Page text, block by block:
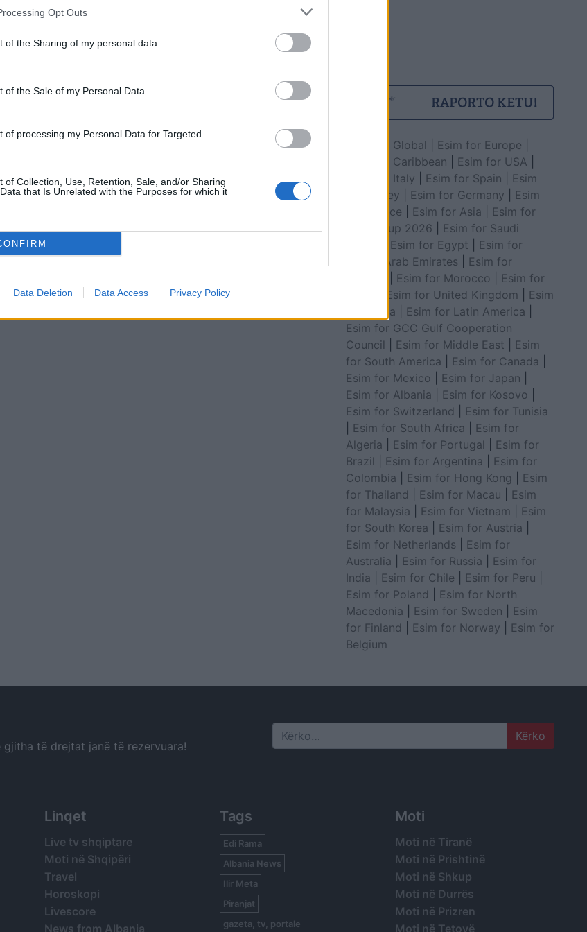
Opt Outs
of the Sharing of my personal data.
of the Sale of my Personal Data.
of processing my Personal Data for Targeted
of Collection, Use, Retention, Sale, and/or Sharing
that Is Unrelated with the Purposes for which it
Data Deletion Data Access Privacy Policy
Esim for Global Esim for Europe
Esim for Caribbean
Esim for USA
Esim for Italy
Esim for Spain
Esim
for Turkey
Esim for Germany
Esim
for Greece
Esim for Asia
Esim for
World Cup 2026
Esim for Saudi
Esim for Egypt
Esim for
United Arab Emirates
Esim for
Esim for Morocco
Esim for
Esim for United Kingdom
Esim
for Africa
Esim for Latin America
Esim for GCC Gulf Cooperation
Council
Esim for Middle East
Esim
for South America
Esim for Canada
Esim for Mexico
Esim for Japan
Esim for Albania
Esim for Kosovo
Esim for Switzerland
Esim for Tunisia
Esim for South Africa
Esim for
Algeria
Esim for Portugal
Esim for
Brazil
Esim for Argentina
Esim for
Colombia
Esim for Hong Kong
Esim
for Thailand
Esim for Macau
Esim
for Malaysia
Esim for Vietnam
Esim
for South Korea
Esim for Austria
Esim for Netherlands
Esim for
Australia
Esim for Russia
Esim for
India
Esim for Chile Esim for Peru
Esim for Poland
Esim for North
Macedonia
Esim for Sweden
Esim
for Finland
Esim for Norway
Esim for
Belgium
gjitha të drejtat janë të rezervuara! Search
Linqet
Live tv shqiptare
Moti në Shqipëri
Travel
Horoskopi
Livescore
News from Albania
Tags
Edi Rama
Albania News
Ilir Meta
Piranjat
gazeta, tv, portale
Moti
Moti në Tiranë
Moti në Prishtinë
Moti në Shkup
Moti në Durrës
Moti në Prizren
Moti në Tetovë